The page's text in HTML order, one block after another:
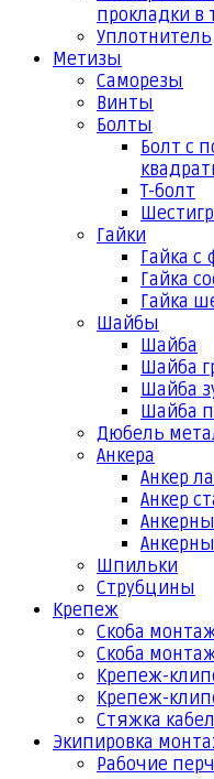
прокладки в
Уплотнитель
Метизы
Саморезы
Винты
Болты
Болт с
Т-болт
Гайки
Гайка с
Гайка
Гайка
Шайбы
Шайба
Шайба
Шайба
Шайба
Дюбель
Анкера
Анкер
Анкер
Шпильки
Струбцины
Крепеж
Скоба
Скоба
Крепеж-
Крепеж-
Стяжка
Экипировка
Рабочие